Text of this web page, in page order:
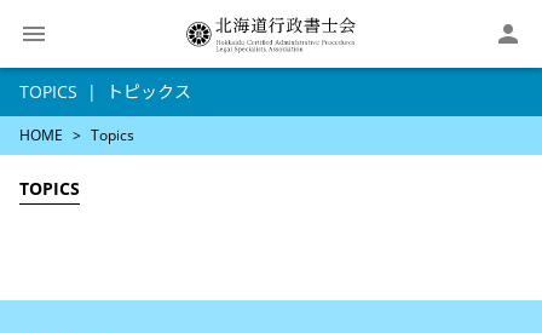

TOPICS トピックス
HOME Topics
TOPICS